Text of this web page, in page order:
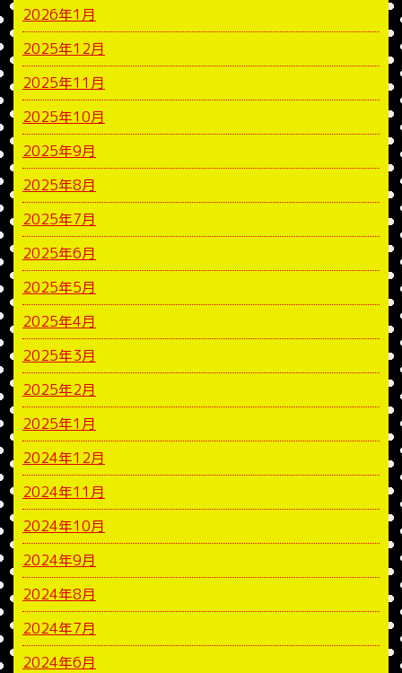
2026年1月
2025年12月
2025年11月
2025年10月
2025年9月
2025年8月
2025年7月
2025年6月
2025年5月
2025年4月
2025年3月
2025年2月
2025年1月
2024年12月
2024年11月
2024年10月
2024年9月
2024年8月
2024年7月
2024年6月